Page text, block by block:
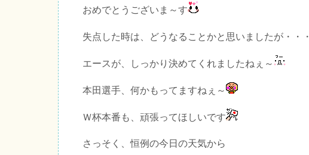
おめでとうございま～す
失点した時は、どうなることかと思いましたが・・・
エースが、しっかり決めてくれましたねぇ～
本田選手、何かもってますねぇ～
Ｗ杯本番も、頑張ってほしいです
さっそく、恒例の今日の天気から